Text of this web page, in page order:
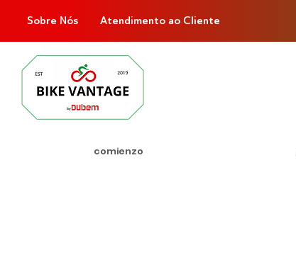
Sobre Nós Atendimento ao Cliente
comienzo